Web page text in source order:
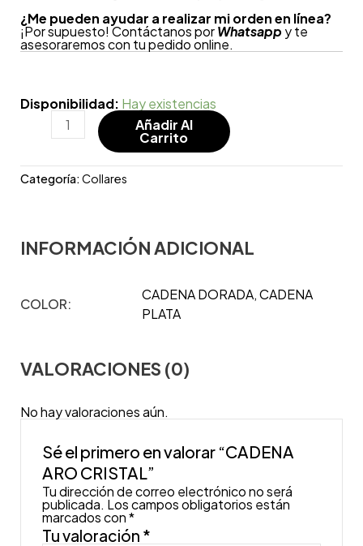
¿Me pueden ayudar a realizar mi orden en línea?
¡Por supuesto! Contáctanos porWhatsapp y te
asesoraremos con tu pedido online.
Disponibilidad: Hay existencias
Añadir Al
Carrito
Categoría:Collares
INFORMACIÓN ADICIONAL
COLOR:
CADENA DORADA, CADENA
PLATA
VALORACIONES (0)
No hay valoraciones aún.
Sé el primero en valorar “CADENA
ARO CRISTAL”
Tu dirección de correo electrónico no será
publicada. Los campos obligatorios están
marcados con*
Tu valoración *